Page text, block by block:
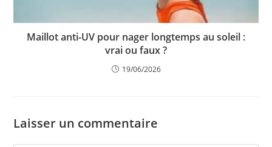
Maillot anti-UV pour nager longtemps au soleil :
vrai ou faux ?
19/06/2026
Laisser un commentaire